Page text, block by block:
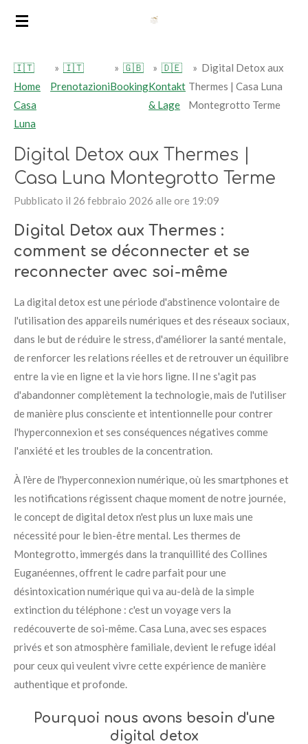
Vai
principale
🇮🇹
Home
Casa
Luna
» 🇮🇹
Prenotazioni
» 🇬🇧
Booking
» 🇩🇪
Kontakt
& Lage
» Digital Detox aux
Thermes | Casa Luna
Montegrotto Terme
Digital Detox aux Thermes |
Casa Luna Montegrotto Terme
Pubblicato il 26 febbraio 2026 alle ore 19:09
Digital Detox aux Thermes :
comment se déconnecter et se
reconnecter avec soi-même
La digital detox est une période d'abstinence volontaire de
l'utilisation des appareils numériques et des réseaux sociaux,
dans le but de réduire le stress, d'améliorer la santé mentale,
de renforcer les relations réelles et de retrouver un équilibre
entre la vie en ligne et la vie hors ligne. Il ne s'agit pas
d'abandonner complètement la technologie, mais de l'utiliser
de manière plus consciente et intentionnelle pour contrer
l'hyperconnexion et ses conséquences négatives comme
l'anxiété et les troubles de la concentration.
À l'ère de l'hyperconnexion numérique, où les smartphones et
les notifications régissent chaque moment de notre journée,
le concept de digital detox n'est plus un luxe mais une
nécessité pour le bien-être mental. Les thermes de
Montegrotto, immergés dans la tranquillité des Collines
Euganéennes, offrent le cadre parfait pour une
désintoxication numérique qui va au-delà de la simple
extinction du téléphone : c'est un voyage vers la
redécouverte de soi-même. Casa Luna, avec ses espaces
privés et son atmosphère familiale, devient le refuge idéal
pour ceux qui veulent vivre cette expérience de manière
authentique et profonde.
Pourquoi nous avons besoin d'une
digital detox